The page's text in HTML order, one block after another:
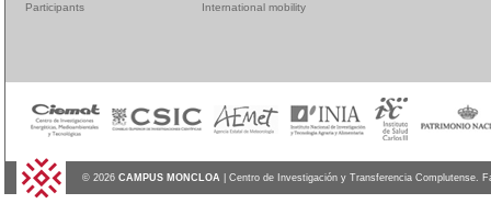
Participants International mobility
© 2026 CAMPUS MONCLOA | Centro de Investigación y Transferencia Complutense.